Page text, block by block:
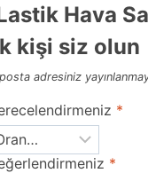
Hava
kişi siz olun
adresiniz
*
*